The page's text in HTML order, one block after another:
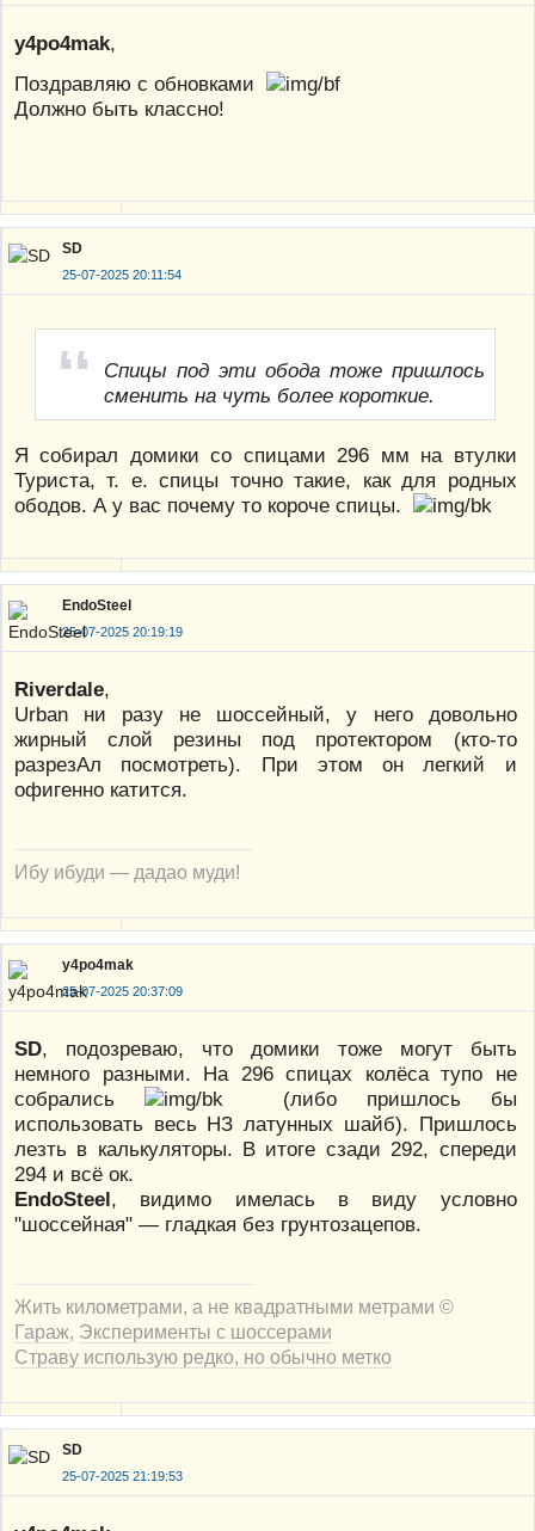
y4po4mak,
Поздравляю с обновками
Должно быть классно!
SD
25-07-2025 20:11:54
Спицы под эти обода тоже пришлось
сменить на чуть более короткие.
Я собирал домики со спицами 296 мм на втулки
Туриста, т. е. спицы точно такие, как для родных
ободов. А у вас почему то короче спицы.
EndoSteel
25-07-2025 20:19:19
Riverdale,
Urban ни разу не шоссейный, у него довольно
жирный слой резины под протектором (кто-то
разрезАл посмотреть). При этом он легкий и
офигенно катится.
Ибу ибуди — дадао муди!
y4po4mak
25-07-2025 20:37:09
SD, подозреваю, что домики тоже могут быть
немного разными. На 296 спицах колёса тупо не
собрались
(либо пришлось бы
использовать весь НЗ латунных шайб). Пришлось
лезть в калькуляторы. В итоге сзади 292, спереди
294 и всё ок.
EndoSteel, видимо имелась в виду условно
"шоссейная" — гладкая без грунтозацепов.
Жить километрами, а не квадратными метрами ©
Гараж, Эксперименты с шоссерами
Страву использую редко, но обычно метко
SD
25-07-2025 21:19:53